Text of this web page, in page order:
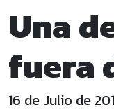
Una
fuera
16 de Julio de